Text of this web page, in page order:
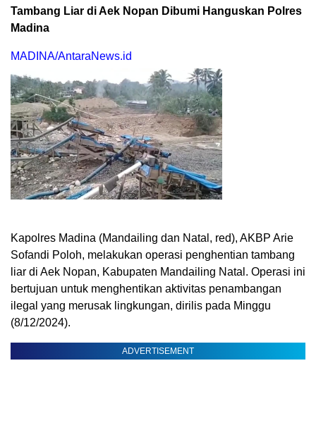
Tambang Liar di Aek Nopan Dibumi Hanguskan Polres
Madina
MADINA/AntaraNews.id
Kapolres Madina (Mandailing dan Natal, red), AKBP Arie
Sofandi Poloh, melakukan operasi penghentian tambang
liar di Aek Nopan, Kabupaten Mandailing Natal. Operasi ini
bertujuan untuk menghentikan aktivitas penambangan
ilegal yang merusak lingkungan, dirilis pada Minggu
(8/12/2024).
ADVERTISEMENT